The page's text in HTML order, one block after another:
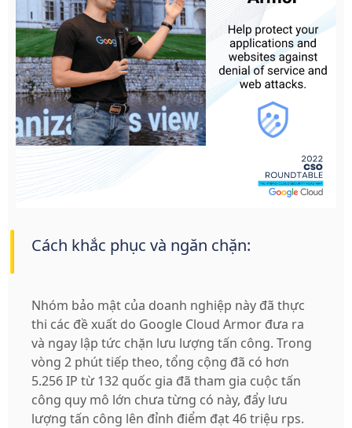
Cách khắc phục và ngăn chặn:
Nhóm bảo mật của doanh nghiệp này đã thực
thi các đề xuất do Google Cloud Armor đưa ra
và ngay lập tức chặn lưu lượng tấn công. Trong
vòng 2 phút tiếp theo, tổng cộng đã có hơn
5.256 IP từ 132 quốc gia đã tham gia cuộc tấn
công quy mô lớn chưa từng có này, đẩy lưu
lượng tấn công lên đỉnh điểm đạt 46 triệu rps.